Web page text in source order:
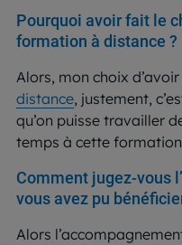
Pourquoi avoir fait le
formation à distance ?
Alors, mon choix
distance, justement,
qu’on puisse travailler
temps à cette
Comment jugez-vous
vous avez pu
Alors